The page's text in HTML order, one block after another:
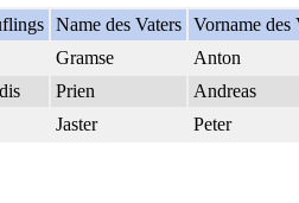
Name des Vaters Vorname des
Gramse Anton
Prien Andreas
Jaster Peter